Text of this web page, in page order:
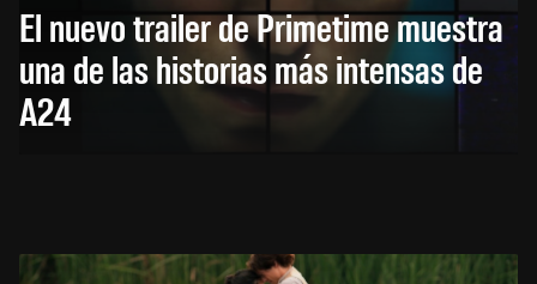
El nuevo trailer de Primetime muestra
una de las historias más intensas de
A24